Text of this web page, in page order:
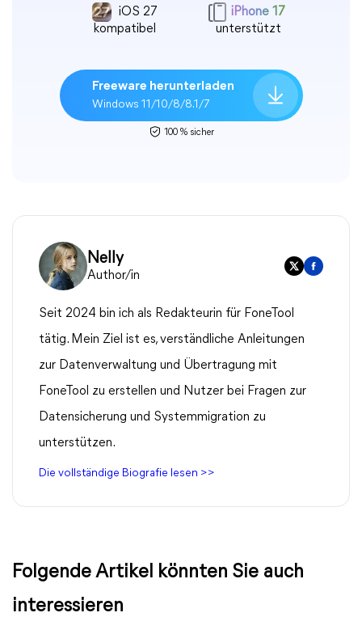
iOS 27
kompatibel
iPhone 17
unterstützt
Freeware herunterladen
Windows 11/10/8/8.1/7
100 % sicher
Nelly
Author/in
Seit 2024 bin ich als Redakteurin für FoneTool
tätig. Mein Ziel ist es, verständliche Anleitungen
zur Datenverwaltung und Übertragung mit
FoneTool zu erstellen und Nutzer bei Fragen zur
Datensicherung und Systemmigration zu
unterstützen.
Die vollständige Biografie lesen >>
Folgende Artikel könnten Sie auch
interessieren